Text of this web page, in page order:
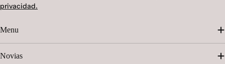
privacidad.
Menu
Novias